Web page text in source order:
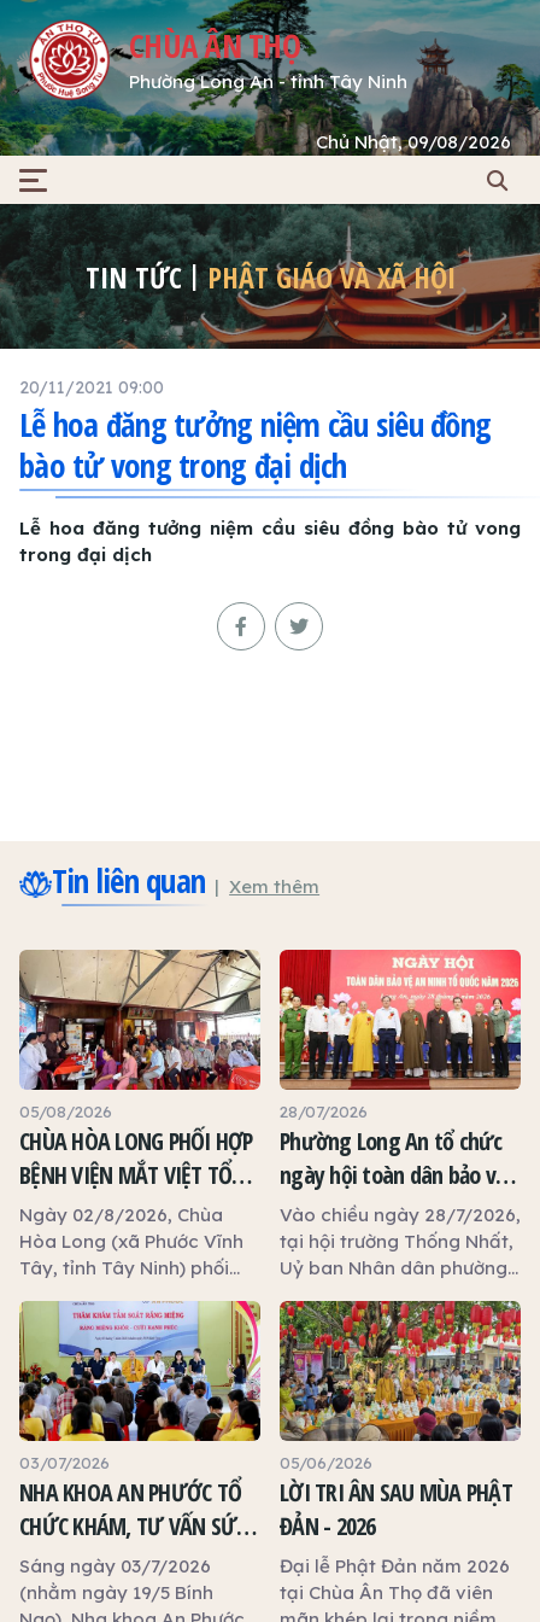
CHÙA ÂN THỌ
Phường Long An - tỉnh Tây Ninh
Chủ Nhật, 09/08/2026
TIN TỨC PHẬT GIÁO VÀ XÃ HỘI
20/11/2021 09:00
Lễ hoa đăng tưởng niệm cầu siêu đồng
bào tử vong trong đại dịch
Lễ hoa đăng tưởng niệm cầu siêu đồng bào tử vong
trong đại dịch
Tin liên quan Xem thêm
05/08/2026
CHÙA HÒA LONG PHỐI HỢP
BỆNH VIỆN MẮT VIỆT TỔ
CHỨC KHÁM MẮT MIỄN PHÍ
CHO 120 NGƯỜI DÂN
Ngày 02/8/2026, Chùa
Hòa Long (xã Phước Vĩnh
Tây, tỉnh Tây Ninh) phối
Việt (phường Tân Định,
TP.HCM) tổ chức chương
trình khám, tầm soát các
bệnh lý về mắt miễn phí
dành cho người dân địa
phương và Phật tử. Chương
trình diễn ra trong không
khí hoan hỷ, chu đáo, phục
vụ 120 người đến khám, tư
vấn, cấp phát thuốc miễn
phí và kiểm tra sức khỏe
về mắt. Hoạt động nhằm
28/07/2026
Phường Long An tổ chức
ngày hội toàn dân bảo vệ
an ninh tổ quốc năm 2026
Vào chiều ngày 28/7/2026,
tại hội trường Thống Nhất,
Uỷ ban Nhân dân phường
toàn dân bảo vệ an ninh
tổ quốc năm 2026.
03/07/2026
NHA KHOA AN PHƯỚC TỔ
CHỨC KHÁM, TƯ VẤN SỨC
KHỎE RĂNG MIỆNG MIỄN
PHÍ TẠI CHÙA ÂN THỌ
Sáng ngày 03/7/2026
(nhằm ngày 19/5 Bính
05/06/2026
LỜI TRI ÂN SAU MÙA PHẬT
ĐẢN - 2026
Đại lễ Phật Đản năm 2026
tại Chùa Ân Thọ đã viên